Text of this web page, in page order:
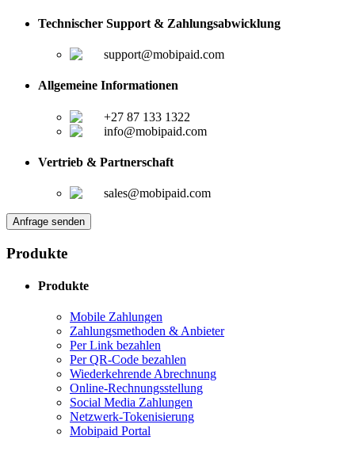
Technischer Support & Zahlungsabwicklung
support@mobipaid.com
Allgemeine Informationen
+27 87 133 1322
info@mobipaid.com
Vertrieb & Partnerschaft
sales@mobipaid.com
Anfrage senden
Produkte
Produkte
Mobile Zahlungen
Zahlungsmethoden & Anbieter
Per Link bezahlen
Per QR-Code bezahlen
Wiederkehrende Abrechnung
Online-Rechnungsstellung
Social Media Zahlungen
Netzwerk-Tokenisierung
Mobipaid Portal